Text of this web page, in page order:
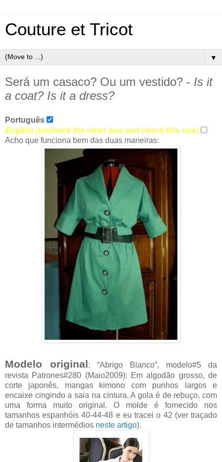
Couture et Tricot
▼
Será um casaco? Ou um vestido? - Is it
a coat? Is it a dress?
Português
English (uncheck the other box and check this one)
Acho que funciona bem das duas maneiras:
Modelo original: “Abrigo Blanco”, modelo#5 da
revista Patrones#280 (Maio2009): Em algodão grosso, de
corte japonês, mangas kimono com punhos largos e
encaixe cingindo a saia na cintura. A gola é de rebuço, com
uma forma muito original. O molde é fornecido nos
tamanhos espanhóis 40-44-48 e eu tracei o 42 (ver traçado
de tamanhos intermédios neste artigo).